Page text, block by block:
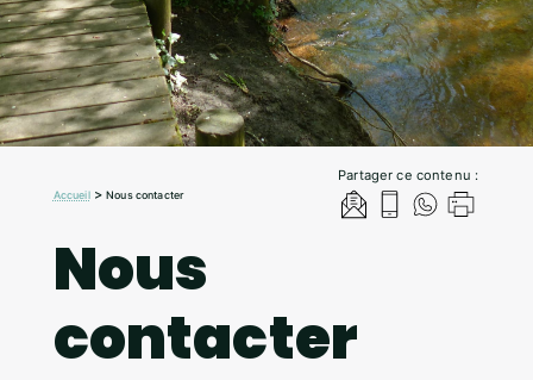
Partager ce contenu :
Accueil>Nous contacter
Nous
contacter